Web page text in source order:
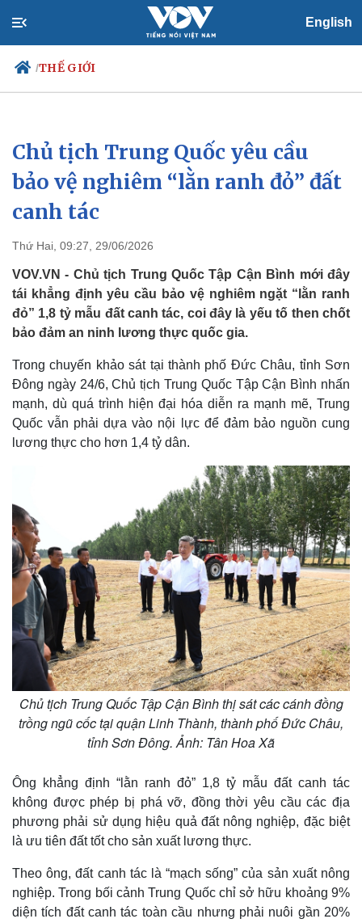
English
/THẾ GIỚI
Chính trị
Đảng
Tổ chức nhân sự
Quốc hội
Xã hội
Dự báo thời tiết
Chủ tịch Trung Quốc yêu cầu
bảo vệ nghiêm “lằn ranh đỏ” đất
canh tác
Thứ Hai, 09:27, 29/06/2026
VOV.VN - Chủ tịch Trung Quốc Tập Cận Bình mới đây
tái khẳng định yêu cầu bảo vệ nghiêm ngặt “lằn ranh
đỏ” 1,8 tỷ mẫu đất canh tác, coi đây là yếu tố then chốt
bảo đảm an ninh lương thực quốc gia.
Trong chuyến khảo sát tại thành phố Đức Châu, tỉnh Sơn
Đông ngày 24/6, Chủ tịch Trung Quốc Tập Cận Bình nhấn
mạnh, dù quá trình hiện đại hóa diễn ra mạnh mẽ, Trung
Quốc vẫn phải dựa vào nội lực để đảm bảo nguồn cung
lương thực cho hơn 1,4 tỷ dân.
Chủ tịch Trung Quốc Tập Cận Bình thị sát các cánh đồng
trồng ngũ cốc tại quận Linh Thành, thành phố Đức Châu,
tỉnh Sơn Đông. Ảnh: Tân Hoa Xã
Ông khẳng định “lằn ranh đỏ” 1,8 tỷ mẫu đất canh tác
không được phép bị phá vỡ, đồng thời yêu cầu các địa
phương phải sử dụng hiệu quả đất nông nghiệp, đặc biệt
là ưu tiên đất tốt cho sản xuất lương thực.
Theo ông, đất canh tác là “mạch sống” của sản xuất nông
nghiệp. Trong bối cảnh Trung Quốc chỉ sở hữu khoảng 9%
diện tích đất canh tác toàn cầu nhưng phải nuôi gần 20%